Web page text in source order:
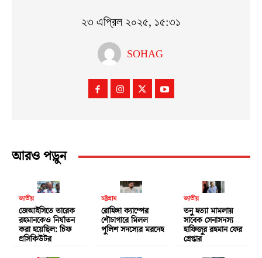
২৩ এপ্রিল ২০২৫, ১৫:৩১
SOHAG
আরও পড়ুন
জাতীয়
জেআইসিতে তারেক
রহমানকেও নির্যাতন
করা হয়েছিল: চিফ
প্রসিকিউটর
চট্টগ্রাম
রোহিঙ্গা ক্যাম্পের
শৌচাগারে মিলল
পুলিশ সদস্যের মরদেহ
জাতীয়
তনু হত্যা মামলায়
সাবেক সেনাসদস্য
হাফিজুর রহমান ফের
গ্রেপ্তার